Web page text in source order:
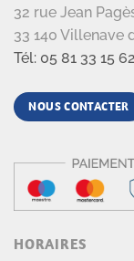
32 rue Jean
33 140 Villenave
Tél: 05 81 33 15 62
NOUS CONTACTER
HORAIRES